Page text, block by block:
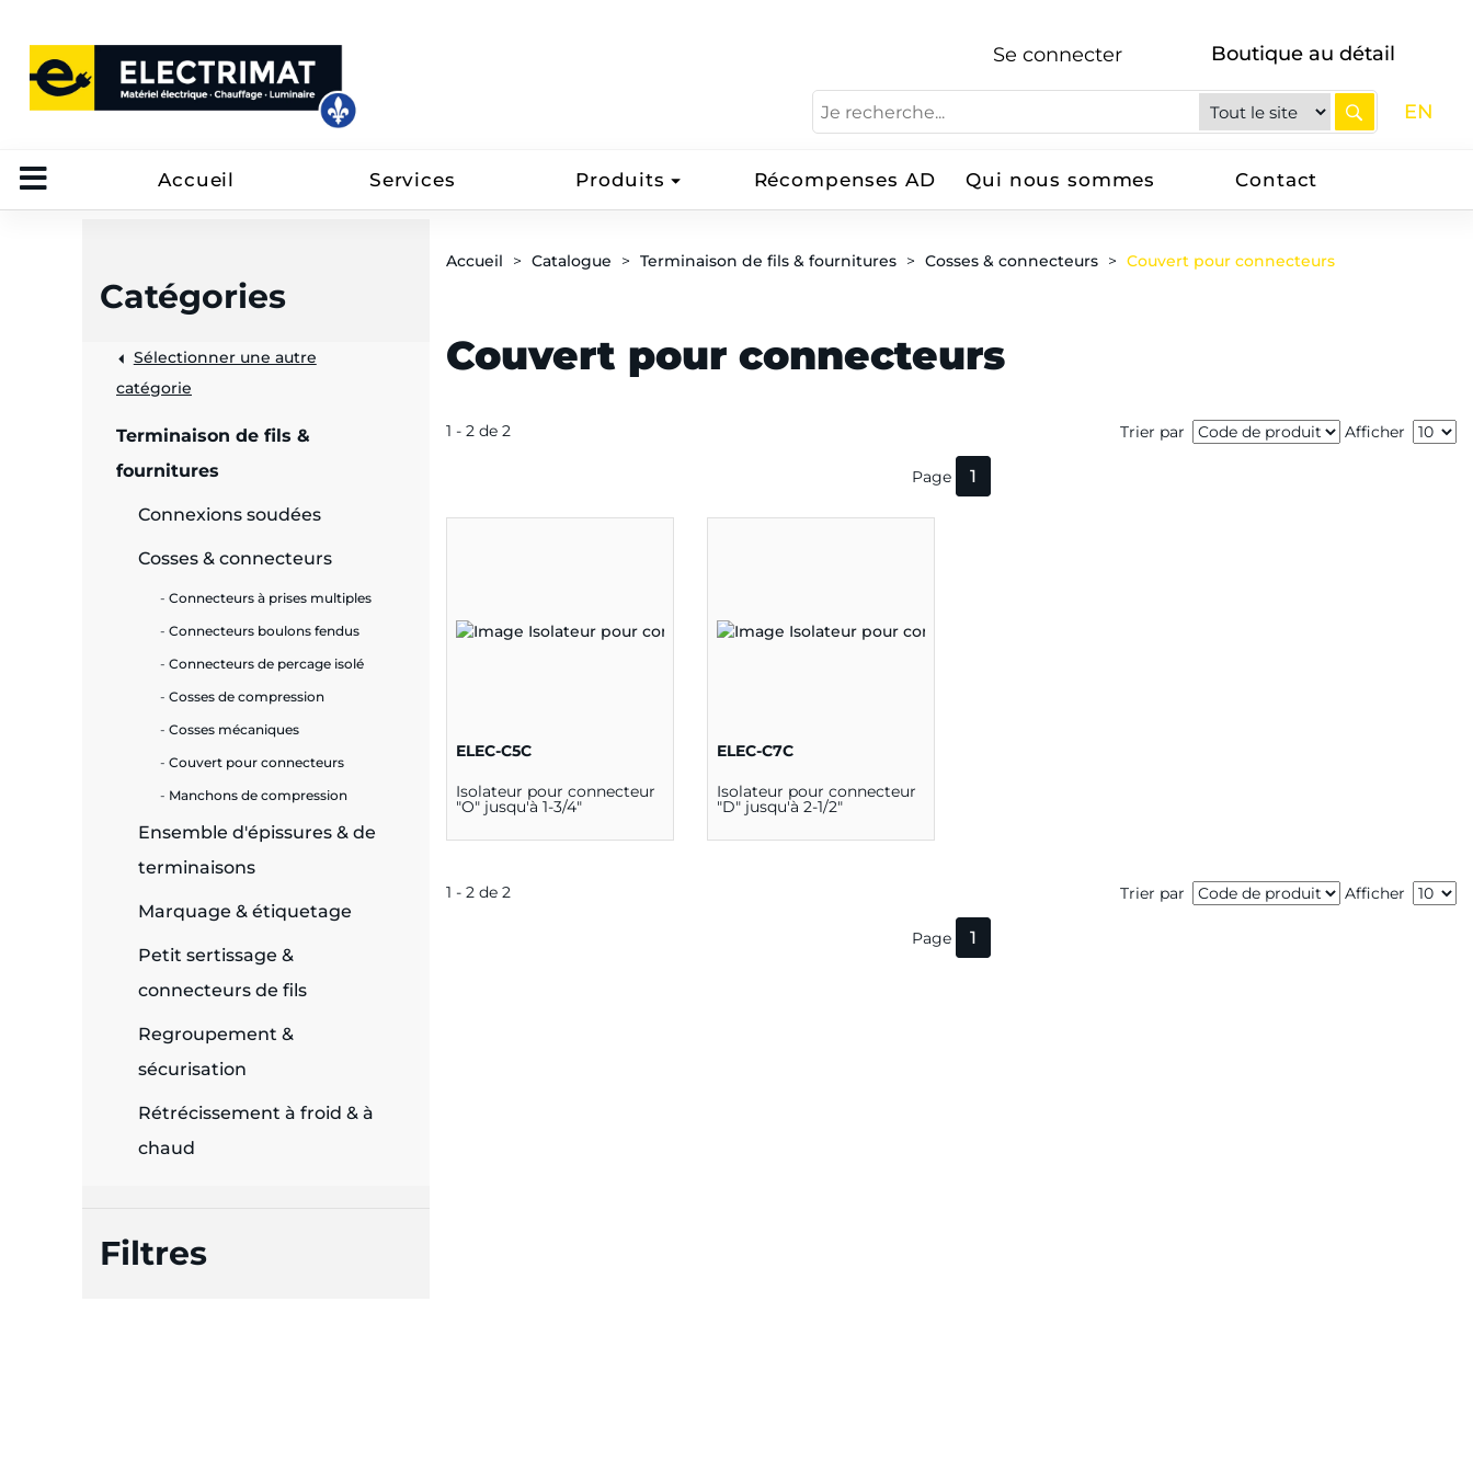
Se connecter Boutique au détail
EN
Accueil Services Produits Récompenses AD Qui nous sommes Contact
Catégories
Sélectionner une autre
catégorie
Terminaison de fils &
fournitures
Connexions soudées
Cosses & connecteurs
Connecteurs à prises multiples
Connecteurs boulons fendus
Connecteurs de percage isolé
Cosses de compression
Cosses mécaniques
Couvert pour connecteurs
Manchons de compression
Ensemble d'épissures & de
terminaisons
Marquage & étiquetage
Petit sertissage &
connecteurs de fils
Regroupement &
sécurisation
Rétrécissement à froid & à
chaud
Filtres
Accueil Catalogue Terminaison de fils & fournitures Cosses & connecteurs Couvert pour connecteurs
Couvert pour connecteurs
1 - 2 de 2 Trier par Afficher
Page 1
ELEC-C5C
Isolateur pour connecteur
"O" jusqu'à 1-3/4"
ELEC-C7C
Isolateur pour connecteur
"D" jusqu'à 2-1/2"
1 - 2 de 2 Trier par Afficher
Page 1